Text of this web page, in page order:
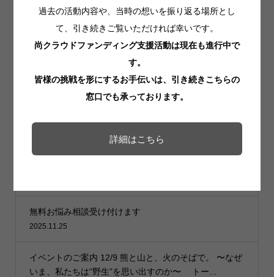
過去の活動内容や、当時の想いを振り返る場所とし
て、引き続きご覧いただければ幸いです。
尚クラウドファンディング支援活動は現在も進行中で
す。
皆様の挑戦を形にするお手伝いは、引き続きこちらの
窓口でも承っております。
詳細はこちら
Pin it
2026年4月末をもってUGO HUBを閉店することを決断
無料お悩み相談受け付けます
2025.11.25
イベントのご案内 12/9 熊と山と、火のそばで。 〜なぜ
いま、私たちは“野生”を思い出すのか〜 トー...